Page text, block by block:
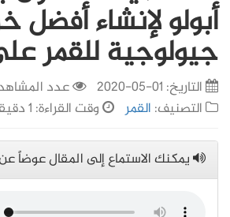
أبولو لإنشاء أفضل
جيولوجية للقمر
التاريخ: 01-05-2020
عدد المشاهدات:
التصنيف: القمر وقت القراءة: 1 دقيقة, 55 ثانية
يمكنك الاستماع إلى المقال عوضاً عن